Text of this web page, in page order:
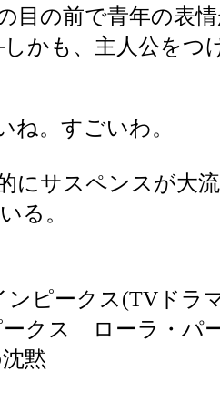
目の前で青年の表
かも、主人公をつ
ね。すごいわ。
にサスペンスが大
る。
ンピークス(TVドラ
クス ローラ・パ
黙